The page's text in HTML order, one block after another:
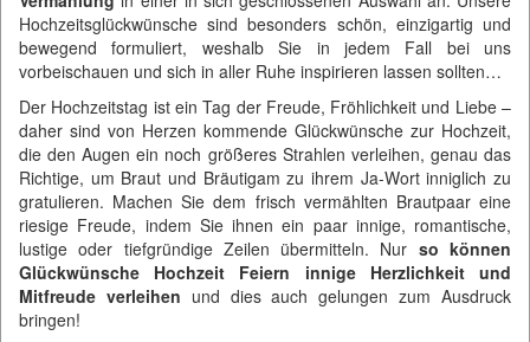
Hochzeitsglückwünsche sind besonders schön, einzigartig und
bewegend formuliert, weshalb Sie in jedem Fall bei uns
vorbeischauen und sich in aller Ruhe inspirieren lassen sollten…
Der Hochzeitstag ist ein Tag der Freude, Fröhlichkeit und Liebe –
daher sind von Herzen kommende Glückwünsche zur Hochzeit,
die den Augen ein noch größeres Strahlen verleihen, genau das
Richtige, um Braut und Bräutigam zu ihrem Ja-Wort inniglich zu
gratulieren. Machen Sie dem frisch vermählten Brautpaar eine
riesige Freude, indem Sie ihnen ein paar innige, romantische,
lustige oder tiefgründige Zeilen übermitteln. Nur so können
Glückwünsche Hochzeit Feiern innige Herzlichkeit und
Mitfreude verleihen und dies auch gelungen zum Ausdruck
bringen!